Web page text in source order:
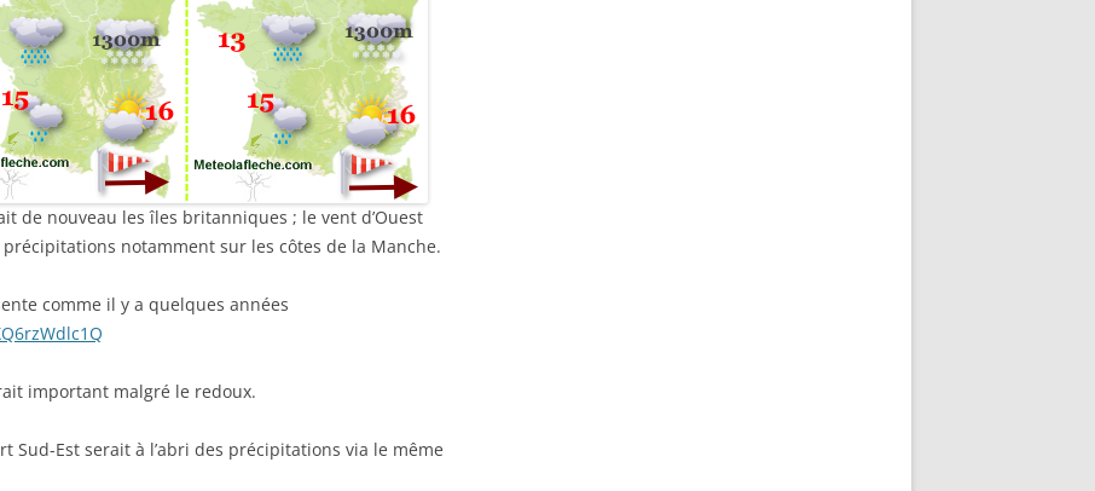
de nouveau les îles britanniques ; le vent d’Ouest
notamment sur les côtes de la Manche.
comme il y a quelques années
important malgré le redoux.
Sud-Est serait à l’abri des précipitations via le même